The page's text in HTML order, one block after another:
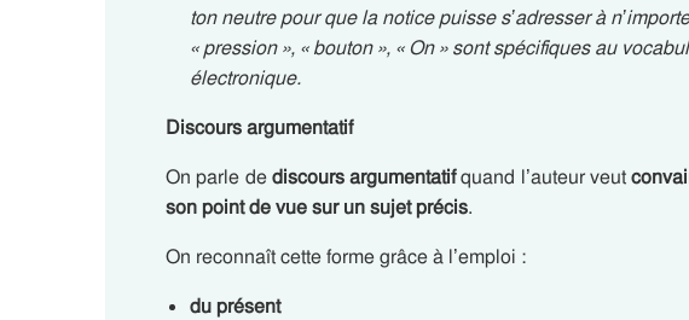
ton neutre pour que la notice puisse s’adresser à
« pression », « bouton », « On » sont spécifiques au
électronique.
Discours argumentatif
On parle dediscours argumentatifquand l’auteur veut
son point de vue sur un sujet précis.
On reconnaît cette forme grâce à l’emploi :
du présent